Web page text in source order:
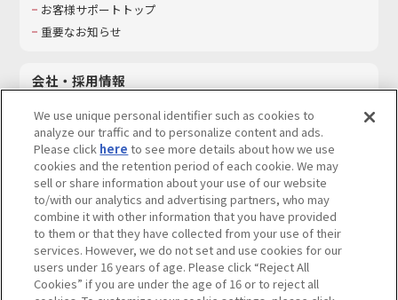
お客様サポートトップ
重要なお知らせ
会社・採用情報
採用情報
サステナビリティ
お問い合わせ
ウェブサイトご利用条件 ソーシャルメディアポリシー
個人情報及び特定個人情報等の取り扱いに関する保護方針
We use unique personal identifier such as cookies to
analyze our traffic and to personalize content and ads.
Please click here to see more details about how we use
cookies and the retention period of each cookie. We may
sell or share information about your use of our website
to/with our analytics and advertising partners, who may
combine it with other information that you have provided
to them or that they have collected from your use of their
services. However, we do not set and use cookies for our
users under 16 years of age. Please click “Reject All
Cookies” if you are under the age of 16 or to reject all